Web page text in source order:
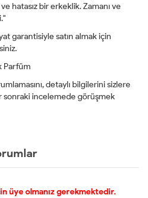
hatasız bir erkeklik. Zamanı ve
garantisiyle satın almak için
Parfüm
detaylı bilgilerini sizlere
sonraki incelemede görüşmek
üye olmanız gerekmektedir.